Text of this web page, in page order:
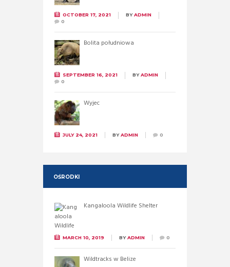
OCTOBER 17, 2021 BYADMIN
0
Bolita południowa
SEPTEMBER 16, 2021 BYADMIN
0
Wyjec
JULY 24, 2021 BYADMIN 0
OŚRODKI
Kangaloola Wildlife Shelter
MARCH 10, 2019 BYADMIN 0
Wildtracks w Belize